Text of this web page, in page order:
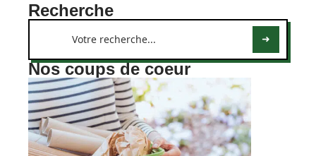
Recherche
Nos coups de coeur